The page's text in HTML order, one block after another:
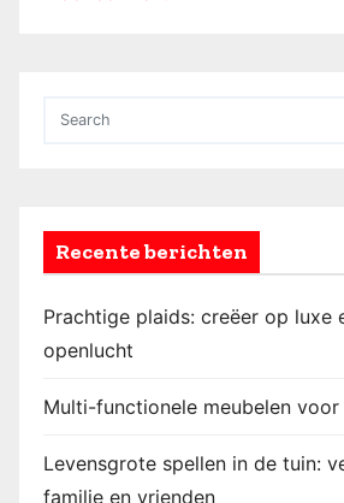
Recente berichten
Prachtige plaids: creëer op luxe
openlucht
Multi-functionele meubelen
Levensgrote spellen in de tuin:
familie en vrienden